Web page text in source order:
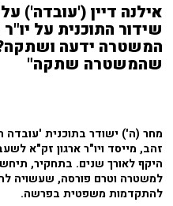
אילנה דיין ('עובדה')
שידור התוכנית על
המשטרה ידעה ושתקה?
שהמשטרה שתקה"
מחר (ה') ישודר בתוכנית
זהב, מייסד ויו"ר ארגון זק"א
היקף לאורך שנים. בתחקיר,
למשטרה וטרם פורסה, שעשויה
להתקדמות משפטית בפרשה.